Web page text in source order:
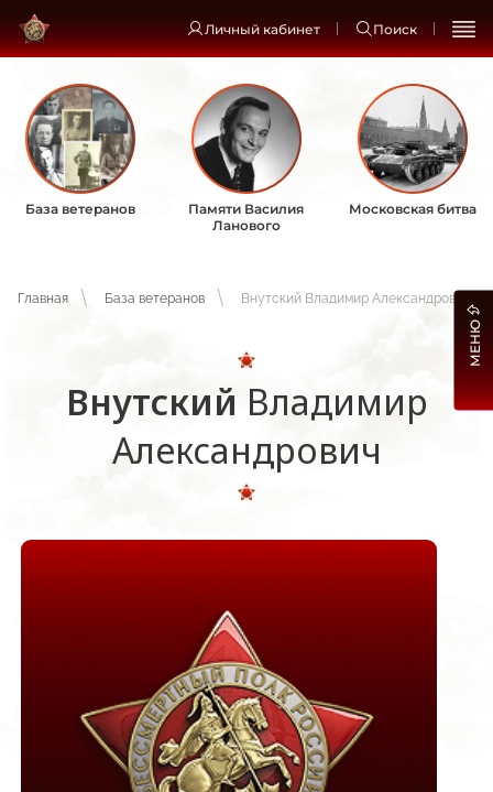
Личный кабинет Поиск
База ветеранов
Памяти Василия
Ланового
Московская битва
Главная База ветеранов Внутский Владимир Александрович
Внутский Владимир
Александрович
МЕНЮ